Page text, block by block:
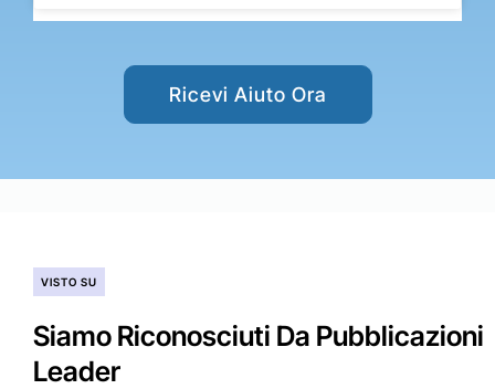
Ricevi Aiuto Ora
VISTO SU
Siamo Riconosciuti Da Pubblicazioni
Leader